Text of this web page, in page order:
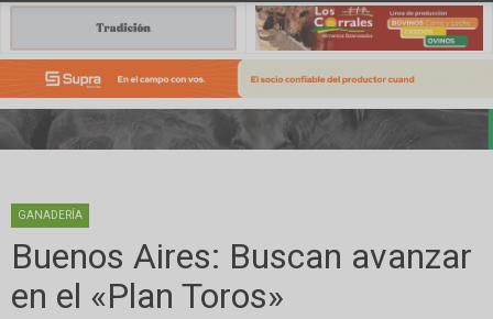
GANADERÍA
Buenos Aires: Buscan avanzar
en el «Plan Toros»